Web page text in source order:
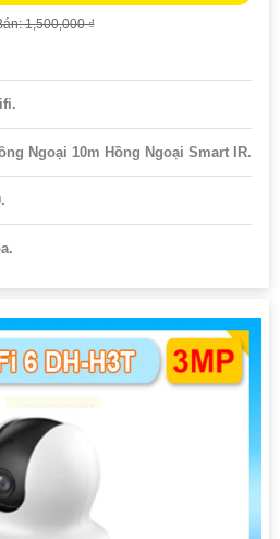
1,500,000 ₫
Ngoại 10m Hồng Ngoại Smart IR.